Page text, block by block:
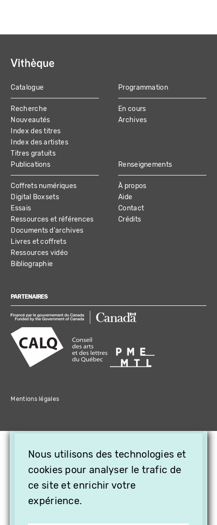
MAIN
NAVIGATION
Catalogue
Recherche
Nouveautés
Index des titres
Index des artistes
Titres gratuits
Programmation
En cours
Archives
Publications
Coffrets numériques
Digital Boxsets
Essais
Ressources et références
Documents d'archives
Livres et coffrets
Ressources vidéo
Bibliographie
Renseignements
À propos
Aide
Contact
Crédits
PARTENAIRES
Mentions légales
Nous utilisons des technologies et
cookies pour analyser le trafic de
ce site et enrichir votre
expérience.
OFFREZ LA VIDÉO EN
CADEAU, ABONNEZ VOS
PROCHES À VITHÈQUE !